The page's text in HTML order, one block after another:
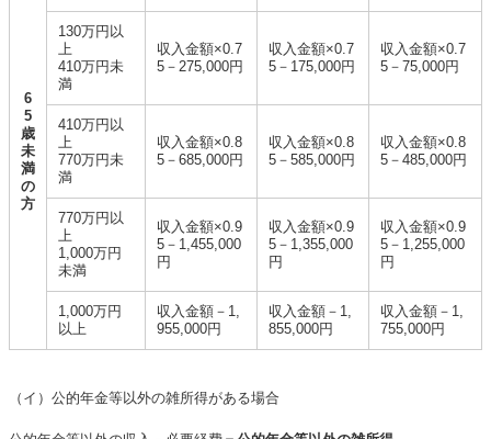
6
5
歳
未
満
の
方
130万円以
上
410万円未
満
収入金額×0.7
5－275,000円
収入金額×0.7
5－175,000円
収入金額×0.7
5－75,000円
410万円以
上
770万円未
満
収入金額×0.8
5－685,000円
収入金額×0.8
5－585,000円
収入金額×0.8
5－485,000円
770万円以
上
1,000万円
未満
収入金額×0.9
5－1,455,000
円
収入金額×0.9
5－1,355,000
円
収入金額×0.9
5－1,255,000
円
1,000万円
以上
収入金額－1,
955,000円
収入金額－1,
855,000円
収入金額－1,
755,000円
（イ）公的年金等以外の雑所得がある場合